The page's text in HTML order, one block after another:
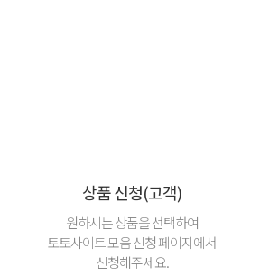
상품 신청(고객)
원하시는 상품을 선택하여
토토사이트 모음 신청 페이지에서
신청해주세요.